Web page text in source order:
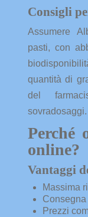
Consigli
Assumere
pasti, con
quantità di
del
sovradosaggi.
Perché
online?
Vantaggi
Massima
Prezzi